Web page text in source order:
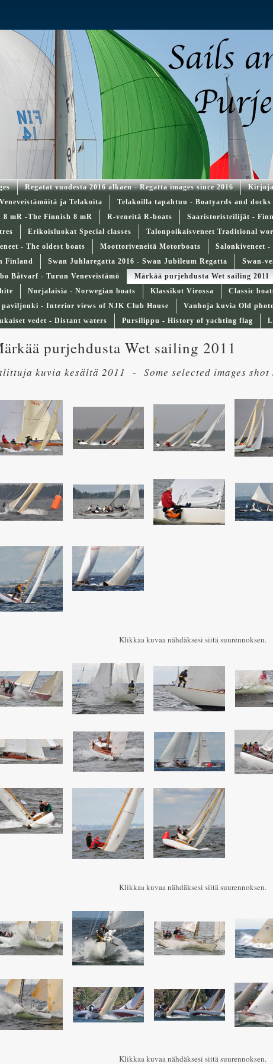
Regatat vuodesta 2016 alkaen - Regatta images since 2016
ja Telakoita Telakoilla tapahtuu - Boatyards and docks
8 mR -The Finnish 8 mR R-veneitä R-boats
Saaristoristeilijät -
Erikoisluokat Special classes
Talonpoikaisveneet Traditional
- The oldest boats Moottoriveneitä Motorboats
Salonkiveneet -
Finland
Swan Juhlaregatta 2016 - Swan Jubileum Regatta
Swan-
Båtvarf - Turun Veneveistämö Märkää purjehdusta Wet sailing 2011
Norjalaisia - Norwegian boats Klassikot Virossa
Classic
- Interior views of NJK Club House
Vanhoja kuvia Old
vedet - Distant waters Pursilippu - History of yachting flag
purjehdusta Wet sailing 2011
kuvia kesältä 2011 - Some selected images shot
Klikkaa kuvaa nähdäksesi siitä suurennoksen.
Klikkaa kuvaa nähdäksesi siitä suurennoksen.
Klikkaa kuvaa nähdäksesi siitä suurennoksen.